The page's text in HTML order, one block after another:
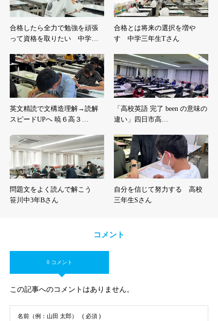
合格したら全力で勉強を頑張
って資格を取りたい 中学…
合格とは将来の選択を増や
す 中学三年生Tさん
英文精読で文構造理解→読解
スピードUPへ 暁６高３…
「高校英語 完了 been の意味の
違い」四日市高…
問題文をよく読んで解こう
笹川中3年Bさん
自分を信じて努力する 高校
三年生Sさん
コメント
0 コメント
この記事へのコメントはありません。
名前（例：山田 太郎） ( 必須 )